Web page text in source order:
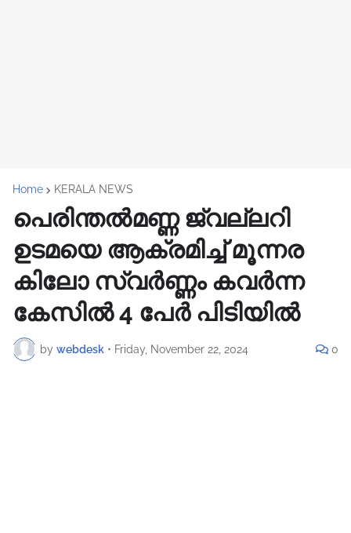
Home KERALA NEWS
പെരിന്തൽമണ്ണ ജ്വല്ലറി
ഉടമയെ ആക്രമിച്ച് മൂന്നര
കിലോ സ്വർണ്ണം കവർന്ന
കേസിൽ 4 പേർ പിടിയിൽ
by webdesk • Friday, November 22, 2024 0